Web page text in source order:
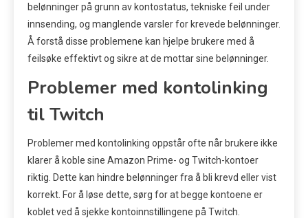
belønninger på grunn av kontostatus, tekniske feil under
innsending, og manglende varsler for krevede belønninger.
Å forstå disse problemene kan hjelpe brukere med å
feilsøke effektivt og sikre at de mottar sine belønninger.
Problemer med kontolinking
til Twitch
Problemer med kontolinking oppstår ofte når brukere ikke
klarer å koble sine Amazon Prime- og Twitch-kontoer
riktig. Dette kan hindre belønninger fra å bli krevd eller vist
korrekt. For å løse dette, sørg for at begge kontoene er
koblet ved å sjekke kontoinnstillingene på Twitch.